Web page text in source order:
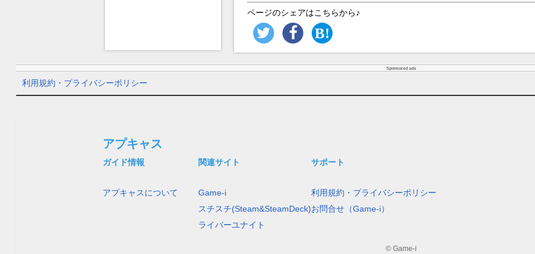
ページのシェアはこちらから♪
Sponsored ads
利用規約・プライバシーポリシー
アプキャス
ガイド情報
アプキャスについて
関連サイト
Game-i
スチスチ(Steam&SteamDeck)
ライバーユナイト
サポート
利用規約・プライバシーポリシー
お問合せ（Game-i）
© Game-i